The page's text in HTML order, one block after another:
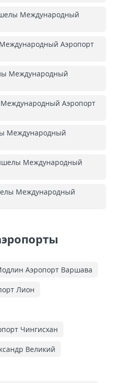
Международный
Аэропорт
Международный
Аэропорт
Международный
Международный
Международный
Аэропорт Варшава
Лион
Чингисхан
Великий